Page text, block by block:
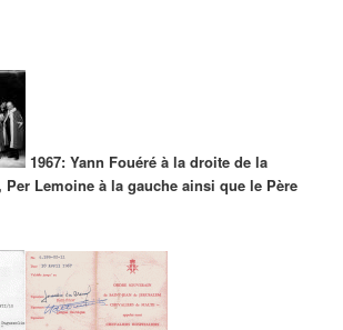
1967: Yann Fouéré à la droite de la
Lemoine à la gauche ainsi que le Père